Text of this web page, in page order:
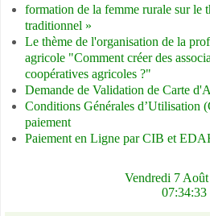
formation de la femme rurale sur le
traditionnel »
Le thème de l'organisation de la
agricole "Comment créer des
coopératives agricoles ?"
Demande de Validation de Carte
Conditions Générales d’Utilisation
paiement
Paiement en Ligne par CIB et
Vendredi 7
07:34:33